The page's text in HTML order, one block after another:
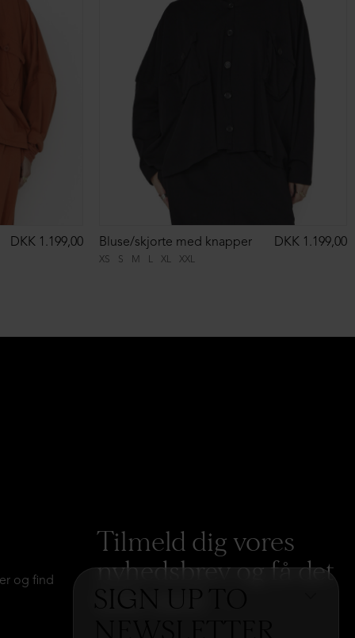
SIGN UP TO
DKK 1.199,00
XS S M L XL XXL
Bluse/skjorte med knapper DKK 1.199,00
og find
Tilmeld dig vores
nyhedsbrev og få det
hele med